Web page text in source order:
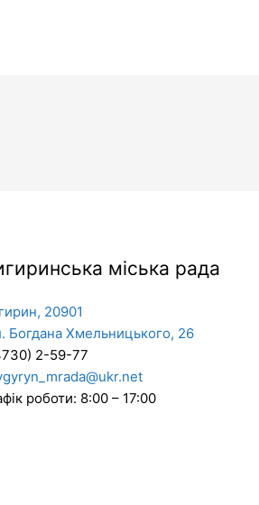
міська рада
20901
Богдана Хмельницького, 26
2-59-77
роботи: 8:00 – 17:00